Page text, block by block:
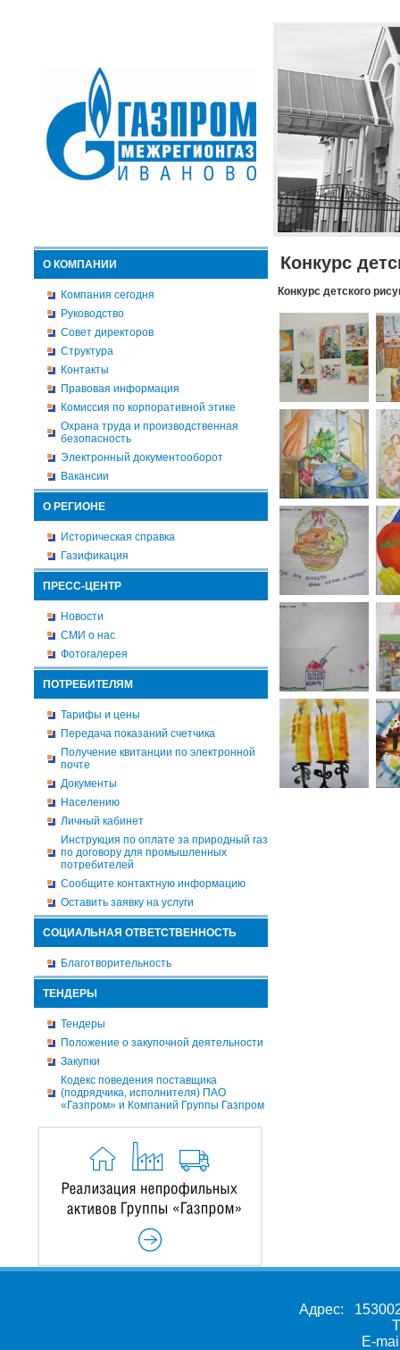
О КОМПАНИИ
Компания сегодня
Руководство
Совет директоров
Структура
Контакты
Правовая информация
Комиссия по корпоративной этике
Охрана труда и производственная
безопасность
Электронный документооборот
Вакансии
О РЕГИОНЕ
Историческая справка
Газификация
ПРЕСС-ЦЕНТР
Новости
СМИ о нас
Фотогалерея
ПОТРЕБИТЕЛЯМ
Тарифы и цены
Передача показаний счетчика
Получение квитанции по электронной
почте
Документы
Населению
Личный кабинет
Инструкция по оплате за природный газ
по договору для промышленных
потребителей
Сообщите контактную информацию
Оставить заявку на услуги
СОЦИАЛЬНАЯ ОТВЕТСТВЕННОСТЬ
Благотворительность
ТЕНДЕРЫ
Тендеры
Положение о закупочной деятельности
Закупки
Кодекс поведения поставщика
(подрядчика, исполнителя) ПАО
«Газпром» и Компаний Группы Газпром
Конкурс
Конкурс детского
Адрес:
E-